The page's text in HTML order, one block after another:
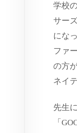
学校
サー
にな
ファ
の方
ネイ
先生
「